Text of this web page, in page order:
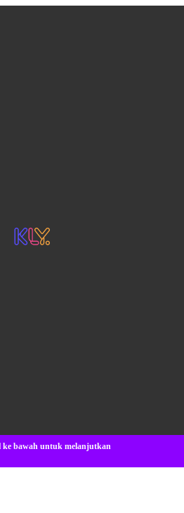
ke bawah untuk melanjutkan